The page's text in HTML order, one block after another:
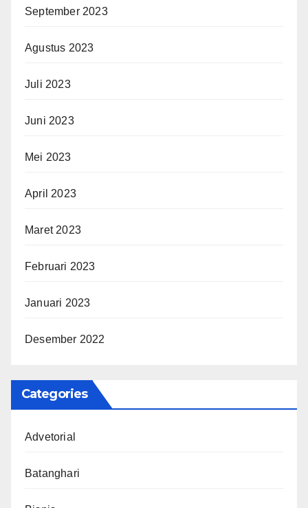
September 2023
Agustus 2023
Juli 2023
Juni 2023
Mei 2023
April 2023
Maret 2023
Februari 2023
Januari 2023
Desember 2022
Categories
Advetorial
Batanghari